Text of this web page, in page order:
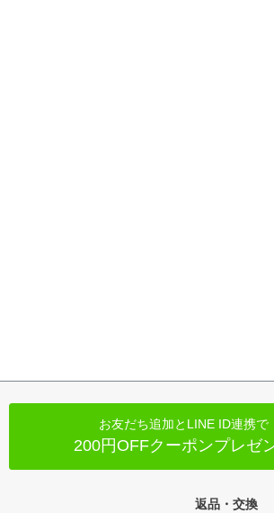
お友だち追加とLINE ID連携で
200円OFFクーポンプレゼ
返品・交換